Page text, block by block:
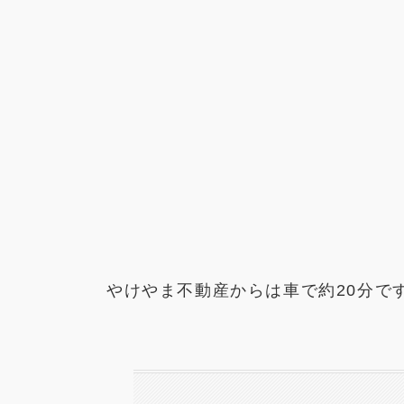
やけやま不動産からは車で約20分で